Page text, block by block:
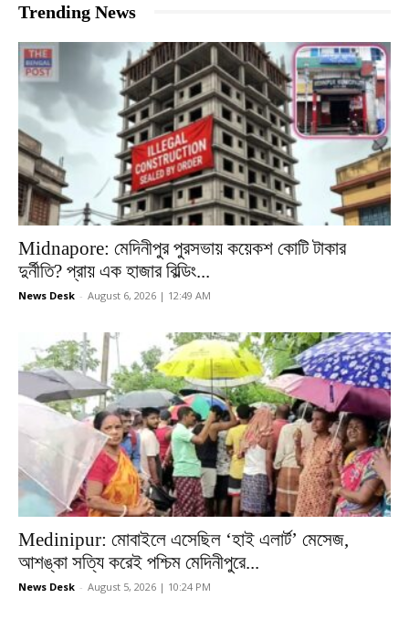
Trending News
Midnapore: মেদিনীপুর পুরসভায় কয়েকশ কোটি টাকার
দুর্নীতি? প্রায় এক হাজার বিল্ডিং...
News Desk - August 6, 2026 | 12:49 AM
Medinipur: মোবাইলে এসেছিল ‘হাই এলার্ট’ মেসেজ,
আশঙ্কা সত্যি করেই পশ্চিম মেদিনীপুরে...
News Desk - August 5, 2026 | 10:24 PM